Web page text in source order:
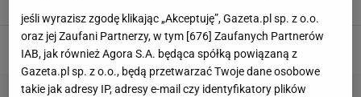
jeśli wyrazisz zgodę klikając „Akceptuję”, Gazeta.pl sp. z o.o.
oraz jej Zaufani Partnerzy, w tym [676] Zaufanych Partnerów
IAB, jak również Agora S.A. będąca spółką powiązaną z
Gazeta.pl sp. z o.o., będą przetwarzać Twoje dane osobowe
takie jak adresy IP, adresy e-mail czy identyfikatory plików